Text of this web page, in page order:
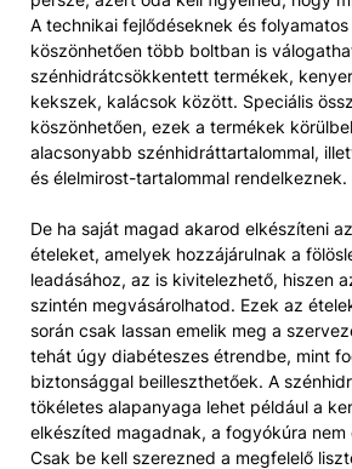
A technikai fejlődéseknek és
köszönhetően több boltban is
szénhidrátcsökkentett termékek,
kekszek, kalácsok között. Speciális
köszönhetően, ezek a termékek
alacsonyabb szénhidráttartalommal,
és élelmirost-tartalommal rendelkeznek.
De ha saját magad akarod elkészíteni
ételeket, amelyek hozzájárulnak a
leadásához, az is kivitelezhető, hiszen
szintén megvásárolhatod. Ezek az
során csak lassan emelik meg a
tehát úgy diabéteszes étrendbe, mint
biztonsággal beilleszthetőek. A
tökéletes alapanyaga lehet például a
elkészíted magadnak, a fogyókúra nem
Csak be kell szerezned a megfelelő